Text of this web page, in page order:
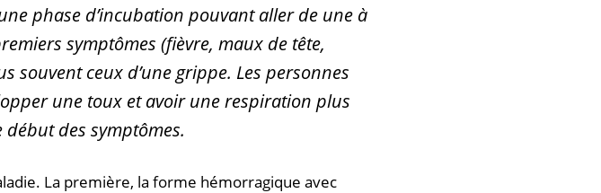
phase d’incubation pouvant aller de une à
symptômes (fièvre, maux de tête,
souvent ceux d’une grippe. Les personnes
une toux et avoir une respiration plus
des symptômes.
La première, la forme hémorragique avec